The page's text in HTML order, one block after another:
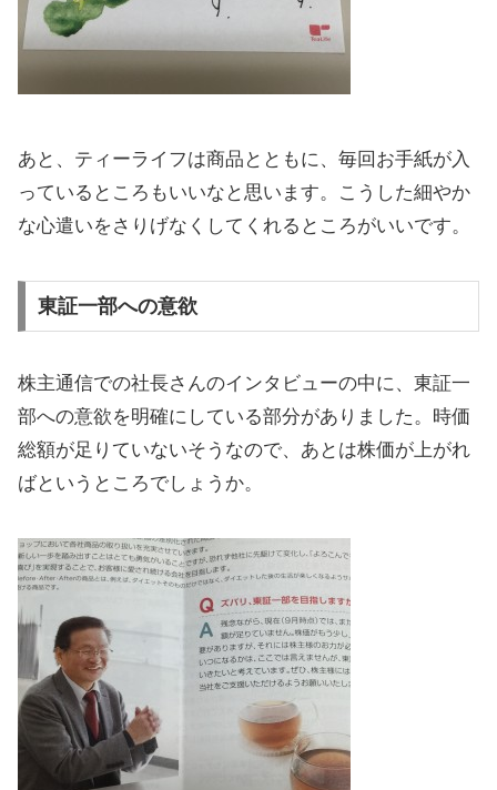
あと、ティーライフは商品とともに、毎回お手紙が入
っているところもいいなと思います。こうした細やか
な心遣いをさりげなくしてくれるところがいいです。
東証一部への意欲
株主通信での社長さんのインタビューの中に、東証一
部への意欲を明確にしている部分がありました。時価
総額が足りていないそうなので、あとは株価が上がれ
ばというところでしょうか。